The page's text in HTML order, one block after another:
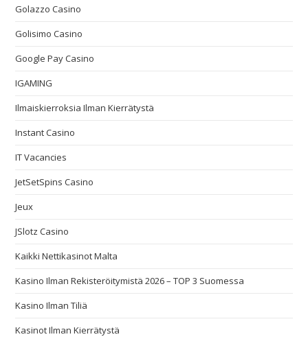
Golazzo Casino
Golisimo Casino
Google Pay Casino
IGAMING
Ilmaiskierroksia Ilman Kierrätystä
Instant Casino
IT Vacancies
JetSetSpins Casino
Jeux
JSlotz Casino
Kaikki Nettikasinot Malta
Kasino Ilman Rekisteröitymistä 2026 – TOP 3 Suomessa
Kasino Ilman Tiliä
Kasinot Ilman Kierrätystä